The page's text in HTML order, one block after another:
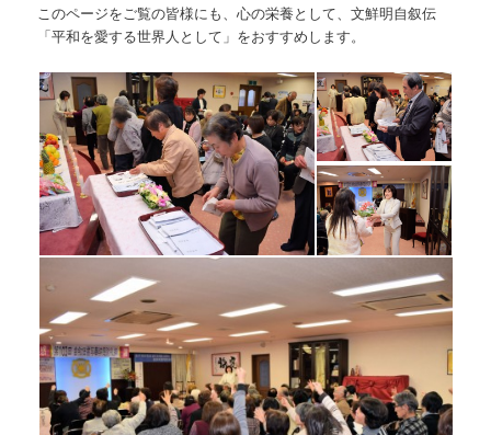
へ
移
動
このページをご覧の皆様にも、心の栄養として、文鮮明自叙伝
「平和を愛する世界人として」をおすすめします。